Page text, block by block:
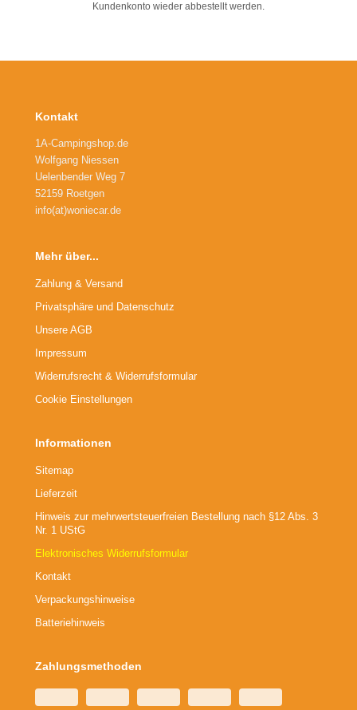
Kundenkonto wieder abbestellt werden.
Kontakt
1A-Campingshop.de
Wolfgang Niessen
Uelenbender Weg 7
52159 Roetgen
info(at)woniecar.de
Mehr über...
Zahlung & Versand
Privatsphäre und Datenschutz
Unsere AGB
Impressum
Widerrufsrecht & Widerrufsformular
Cookie Einstellungen
Informationen
Sitemap
Lieferzeit
Hinweis zur mehrwertsteuerfreien Bestellung nach §12 Abs. 3
Nr. 1 UStG
Elektronisches Widerrufsformular
Kontakt
Verpackungshinweise
Batteriehinweis
Zahlungsmethoden